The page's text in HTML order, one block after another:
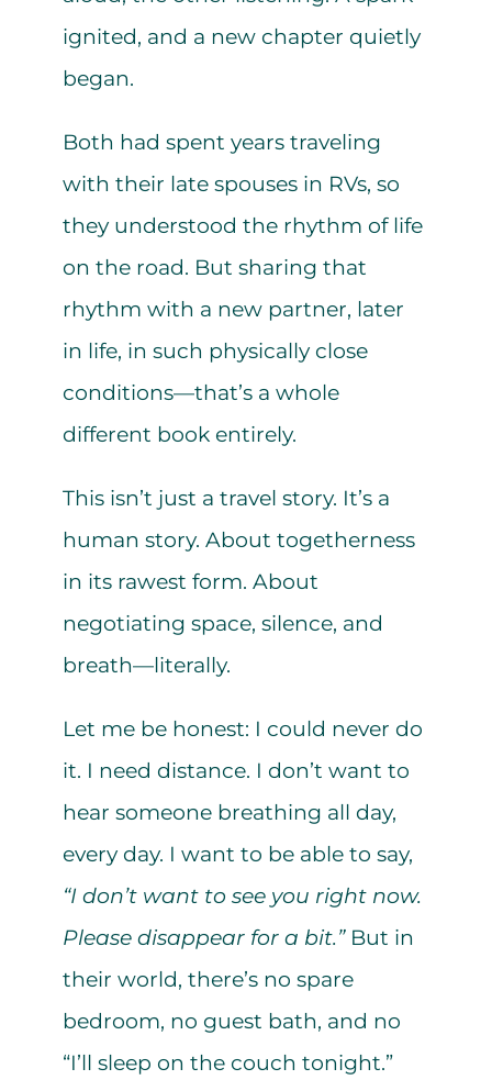
ignited, and a new chapter quietly
began.
Both had spent years traveling
with their late spouses in RVs, so
they understood the rhythm of life
on the road. But sharing that
rhythm with a new partner, later
in life, in such physically close
conditions—that’s a whole
different book entirely.
This isn’t just a travel story. It’s a
human story. About togetherness
in its rawest form. About
negotiating space, silence, and
breath—literally.
Let me be honest: I could never do
it. I need distance. I don’t want to
hear someone breathing all day,
every day. I want to be able to say,
“I don’t want to see you right now.
Please disappear for a bit.”But in
their world, there’s no spare
bedroom, no guest bath, and no
“I’ll sleep on the couch tonight.”